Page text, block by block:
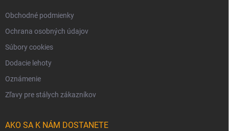
Obchodné podmienky
Ochrana osobných údajov
Súbory cookies
Dodacie lehoty
Oznámenie
Zľavy pre stálych zákazníkov
AKO SA K NÁM DOSTANETE